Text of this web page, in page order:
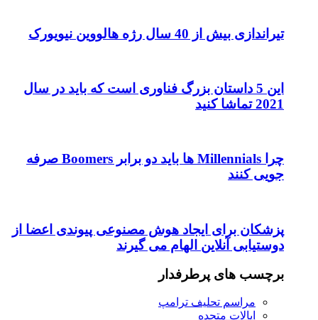
تیراندازی بیش از 40 سال رژه هالووین نیویورک
این 5 داستان بزرگ فناوری است که باید در سال
چرا Millennials ها باید دو برابر Boomers صرفه
جویی کنند
پزشکان برای ایجاد هوش مصنوعی پیوندی اعضا از
دوستیابی آنلاین الهام می گیرند
برچسب های پرطرفدار
مراسم تحلیف ترامپ
ایالات متحده